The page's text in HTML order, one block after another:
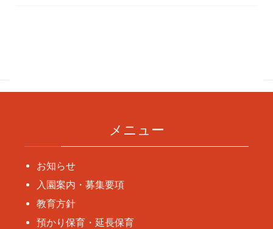
ビ
シ
ョ
ン
メニュー
お知らせ
入園案内・募集要項
教育方針
預かり保育・延長保育